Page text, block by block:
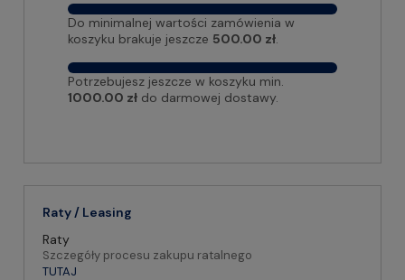
Do minimalnej wartości zamówienia w
koszyku brakuje jeszcze 500.00 zł.
Potrzebujesz jeszcze w koszyku min.
1000.00 zł do darmowej dostawy.
Raty / Leasing
Raty
Szczegóły procesu zakupu ratalnego
TUTAJ